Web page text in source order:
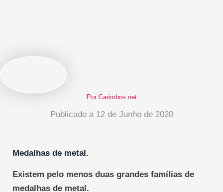
Por Carimbos.net
Publicado a 12 de Junho de 2020
Medalhas de metal.
Existem pelo menos duas grandes famílias de
medalhas de metal.